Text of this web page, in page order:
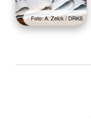
Foto: A. Zelck / DRKS